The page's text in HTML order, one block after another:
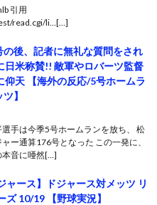
引用
read.cgi/li…[…]
の後、記者に無礼な質問をされ
日米称賛!! 敵軍やロバーツ監督
仰天 【海外の反応/5号ホームラ
】
選手は今季5号ホームランを放ち、 松
ー通算176号となった この一発に、
音に唖然[…]
ャース】ドジャース対メッツ リ
ズ 10/19 【野球実況】